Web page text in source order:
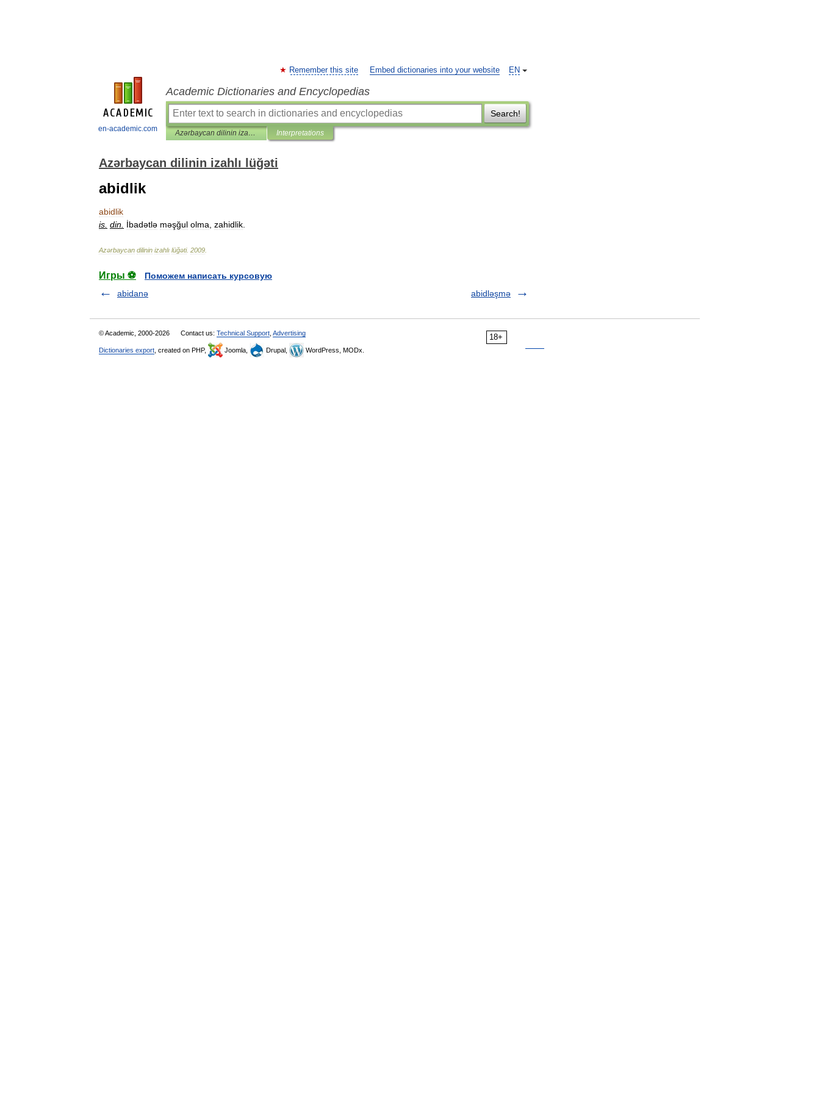
en-academic.com
EN
Remember this site Embed dictionaries into your website
Academic Dictionaries and Encyclopedias
Search!
Azərbaycan dilinin izahlı lüğəti Interpretations
Azərbaycan dilinin izahlı lüğəti
abidlik
abidlik
is din İbadətlə məşğul olma zahidlik
Azərbaycan dilinin izahlı lüğəti. 2009
Игры ⚽
Поможем написать курсовую
abidanə
abidləşmə
18+
© Academic, 2000-2026 Contact us: Technical Support Advertising
Dictionaries export , created on PHP, Joomla, Drupal, WordPress, MODx.